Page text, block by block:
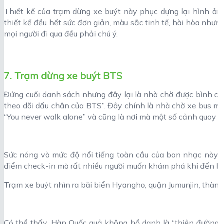
Thiết kế của trạm dừng xe buýt này phục dựng lại hình
thiết kế đều hết sức đơn giản, màu sắc tinh tế, hài hòa
mọi người đi qua đều phải chú ý.
7. Trạm dừng xe buýt BTS
Đứng cuối danh sách nhưng đây lại là nhà chờ được bình
theo dõi dấu chân của BTS”. Đây chính là nhà chờ xe
“You never walk alone” và cũng là nơi mà một số cảnh quay
Sức nóng và mức độ nổi tiếng toàn cầu của ban nhạc
điểm check-in mà rất nhiều người muốn khám phá khi đến
Trạm xe buýt nhìn ra bãi biển Hyangho, quận Jumunjin,